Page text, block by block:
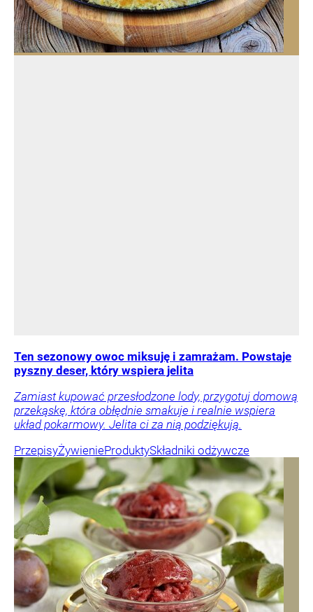
Ten sezonowy owoc miksuję i zamrażam. Powstaje
pyszny deser, który wspiera jelita
Zamiast kupować przesłodzone lody, przygotuj domową
przekąskę, która obłędnie smakuje i realnie wspiera
układ pokarmowy. Jelita ci za nią podziękują.
PrzepisyŻywienieProduktySkładniki odżywcze